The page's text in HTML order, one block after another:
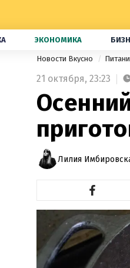
ЭКОНОМИКА
Новости Вкусно
21 октября, 23:23
Лилия